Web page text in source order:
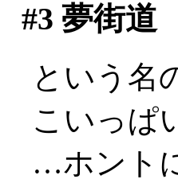
#3 夢街道
という名
こいっぱ
…ホント